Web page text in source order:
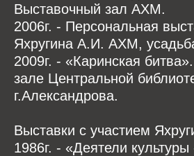
Выставочный зал АХМ.
2006г. - Персональная
Яхругина А.И. АХМ,
2009г. - «Каринская
зале Центральной
г.Александрова.
Выставки с участием
1986г. - «Деятели